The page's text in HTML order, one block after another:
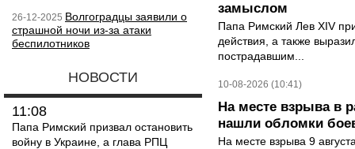
26-12-2025 Волгоградцы заявили о
страшной ночи из-за атаки
беспилотников
НОВОСТИ
11:08
Папа Римский призвал остановить
войну в Украине, а глава РПЦ
замыслом
Папа Римский Лев XIV
действия, а также
пострадавшим...
10-08-2026 (10:41)
На месте взрыва в
нашли обломки
На месте взрыва 9